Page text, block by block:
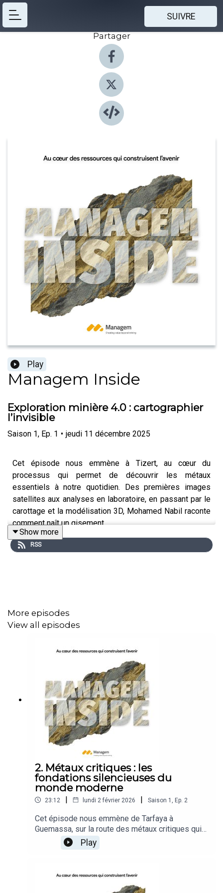
SUIVRE
Partager
Play
Managem Inside
Exploration minière 4.0 : cartographier
l’invisible
Saison 1, Ep. 1 • jeudi 11 décembre 2025
Cet épisode nous emmène à Tizert, au cœur du
processus qui permet de découvrir les métaux
essentiels à notre quotidien. Des premières images
satellites aux analyses en laboratoire, en passant par le
carottage et la modélisation 3D, Mohamed Nabil raconte
comment naît un gisement.
nouvelles méthodes de prospection.
Une immersion dans l’exploration minière d’aujourd’hui,
entre science, technologie et enjeux stratégiques.
Un podcast de Managem, produit par Médias24 et
Tassaout Media.
Show more
RSS
More episodes
View all episodes
2. Métaux critiques : les
fondations silencieuses du
monde moderne
23:12 | lundi 2 février 2026 | Saison 1 , Ep. 2
Cet épisode nous emmène de Tarfaya à
Guemassa, sur la route des métaux critiques qui
alimentent la transition énergétique. Du vent des
éoliennes aux profondeurs de la mine, Mohamed
transformation chimique, jusqu'au sulfate destiné
Play